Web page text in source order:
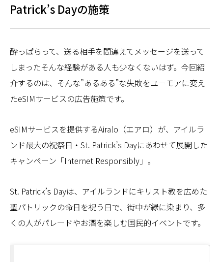
Patrick’s Dayの施策
酔っぱらって、送る相手を間違えてメッセージを送って
しまった――そんな経験がある人も少なくないはず。今回紹
介するのは、そんな”あるある”な失敗をユーモアに変え
たeSIMサービスの広告施策です。
eSIMサービスを提供するAiralo（エアロ）が、アイルラ
ンド最大の祝祭日・St. Patrick’s Dayにあわせて展開した
キャンペーン「Internet Responsibly」。
St. Patrick’s Dayは、アイルランドにキリスト教を広めた
聖パトリックの命日を祝う日で、街中が緑に染まり、多
くの人がパレードやお酒を楽しむ国民的イベントです。